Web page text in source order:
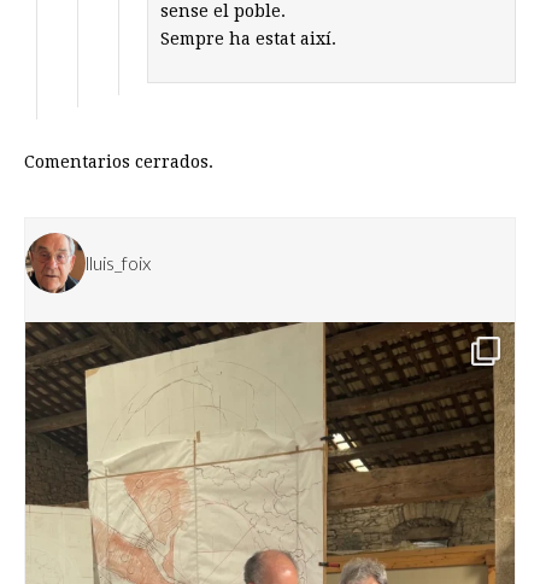
sense el poble.
Sempre ha estat així.
Comentarios cerrados.
lluis_foix